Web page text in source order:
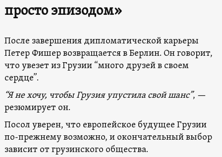
просто эпизодом»
После завершения дипломатической карьеры
Петер Фишер возвращается в Берлин. Он говорит,
что увезет из Грузии “много друзей в своем
сердце”.
“Я не хочу, чтобы Грузия упустила свой шанс”, —
резюмирует он.
Посол уверен, что европейское будущее Грузии
по-прежнему возможно, и окончательный выбор
зависит от грузинского общества.